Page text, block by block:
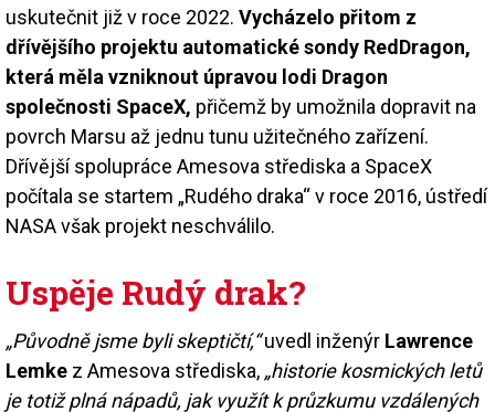
uskutečnit již v roce 2022. Vycházelo přitom z
dřívějšího projektu automatické sondy RedDragon,
která měla vzniknout úpravou lodi Dragon
společnosti SpaceX, přičemž by umožnila dopravit na
povrch Marsu až jednu tunu užitečného zařízení.
Dřívější spolupráce Amesova střediska a SpaceX
počítala se startem „Rudého draka“ v roce 2016, ústředí
NASA však projekt neschválilo.
Uspěje Rudý drak?
„Původně jsme byli skeptičtí,“uvedl inženýr Lawrence
Lemke z Amesova střediska, „historie kosmických letů
je totiž plná nápadů, jak využít k průzkumu vzdálených